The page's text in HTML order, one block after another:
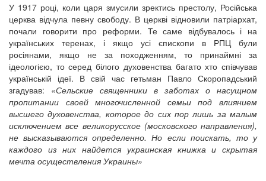
У 1917 році, коли царя змусили зректись престолу, Російська
церква відчула певну свободу. В церкві відновили патріархат,
почали говорити про реформи. Те саме відбувалось і на
українських теренах, і якщо усі єпископи в РПЦ були
росіянами, якщо не за походженням, то принаймні за
ідеологією, то серед білого духовенства багато хто співчував
українській ідеї. В свій час гетьман Павло Скоропадський
згадував: «Сельские священники в заботах о насущном
пропитании своей многочисленной семьи под влиянием
высшего духовенства, которое до сих пор лишь за малым
исключением все великорусское (московского направления),
не высказываются определенно. Но если поискать, то у
каждого из них найдется украинская книжка и скрытая
мечта осуществления Украины»